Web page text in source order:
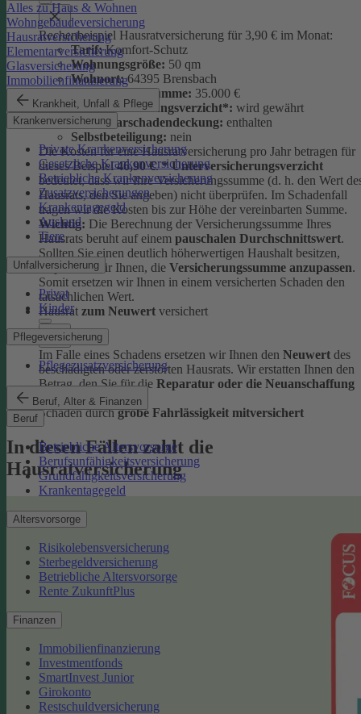
Alles zu Haus & Wohnen
Wohngebäudeversicherung
Hausratversicherung
Elementarversicherung
Glasversicherung
Immobilienfinanzierung
Krankheit, Unfall & Pflege
Krankenversicherung
Private Krankenversicherung
Gesetzliche Krankenversicherung
Betriebliche Krankenversicherung
Zusatzversicherungen
Krankentagegeld
Ausland
Tiere
Unfallversicherung
Privat
Kinder
Pflegeversicherung
Pflegezusatzversicherung
Beruf, Alter & Finanzen
Beruf
Betriebliche Altersvorsorge
Berufsunfähigkeitsversicherung
Grundfähigkeitsversicherung
Krankentagegeld
Altersvorsorge
Risikolebensversicherung
Sterbegeldversicherung
Betriebliche Altersvorsorge
Rente ZukunftPlus
Finanzen
Immobilienfinanzierung
Investmentfonds
SmartInvest Junior
Girokonto
Restschuldversicherung
Rechenbeispiel Hausratversicherung für 3,90 € im Monat:
Tarif:Komfort-Schutz
Wohnungsgröße: 50 qm
Wohnort:64395 Brensbach
Versicherungssumme: 35.000 €
Unterversicherungsverzicht*: wird gewährt
Elementarschadendeckung: enthalten
Selbstbeteiligung: nein
Die Kosten für eine Hausratversicherung pro Jahr betragen für
dieses Beispiel46,90 €.* Unterversicherungsverzicht
bedeutet, dass wir Ihre Versicherungssumme (d. h. den Wert
Hausrats, den Sie angeben) nicht überprüfen. Im Schadenfall
tragen wir die Kosten bis zur Höhe der vereinbarten Summe.
Wichtig: Die Berechnung der Versicherungssumme Ihres
Hausrats beruht auf einem pauschalen Durchschnittswert.
Sollten Sie einen deutlich höherwertigen Haushalt besitzen,
empfehlen wir Ihnen, die Versicherungssumme anzupassen.
Somit ersetzen wir Ihnen in einem versicherten Schaden den
tatsächlichen Wert.
Hausrat zum Neuwert versichert
Im Falle eines Schadens ersetzen wir Ihnen den Neuwert des
beschädigten oder zerstörten Hausrats. Wir erstatten Ihnen den
Betrag, den Sie für die Reparatur oder die Neuanschaffung
ausgeben müssten.
Schäden durchgrobe Fahrlässigkeit mitversichert
In diesen Fällen zahlt die
Hausratversicherung